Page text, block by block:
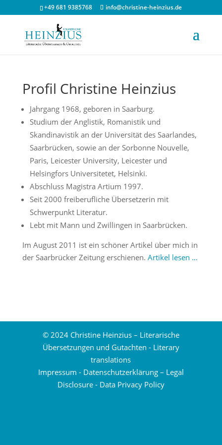
+49 681 9385768 info@christine-heinzius.de
Profil Christine Heinzius
Jahrgang 1968, geboren in Saarburg.
Studium der Anglistik, Romanistik und
Skandinavistik an der Universität des Saarlandes,
Saarbrücken, sowie an der Sorbonne Nouvelle,
Paris, Leicester University, Leicester und
Helsingfors Universitetet, Helsinki.
Abschluss Magistra Artium 1997.
Seit 2000 freiberufliche Übersetzerin mit
Schwerpunkt Literatur.
Lebt mit Mann und Zwillingen in Saarbrücken.
Im August 2011 ist ein schöner Artikel über mich in
der Saarbrücker Zeitung erschienen. Artikel lesen …
© 2024 Christine Heinzius – Literarische
Übersetzungen und Gutachten - Literary
translations
Impressum - Datenschutzerklärung– Legal
Disclosure- Data Privacy Policy